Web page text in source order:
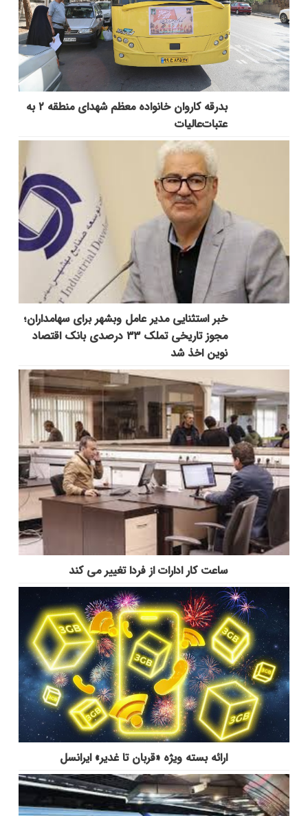
بدرقه کاروان خانواده معظم شهدای منطقه ۲ به
عتبات‌عالیات
خبر استثنایی مدیر عامل وبشهر برای سهامداران؛
مجوز تاریخی تملک ۳۳ درصدی بانک اقتصاد
نوین اخذ شد
ساعت کار ادارات از فردا تغییر می کند
ارائه بسته ویژه «قربان تا غدیر» ایرانسل